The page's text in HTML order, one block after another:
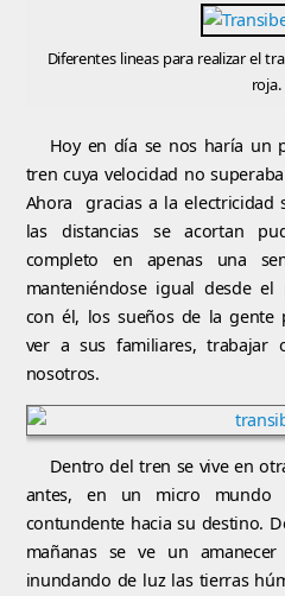
Diferentes lineas para realizar el
roja.
Hoy en día se nos haría un
tren cuya velocidad no
Ahora gracias a la electricidad
las distancias se acortan
completo en apenas una
manteniéndose igual desde
con él, los sueños de la gente
ver a sus familiares, trabajar
nosotros.
Dentro del tren se vive en
antes, en un micro mundo
contundente hacia su destino.
mañanas se ve un
inundando de luz las tierras